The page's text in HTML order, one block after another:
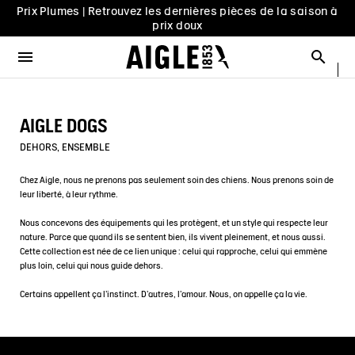
Prix Plumes | Retrouvez les dernières pièces de la saison à
prix doux
Livraison offerte en point relais dès 159€ d'achat & retour
offert sous 30 jours
Prix Plumes | Retrouvez les dernières pièces de la saison à
le menu
VOIR TOUT - NOUVEAUTÉS
RAINPACK WARM
SÉLECTIONS
CATÉGORIES
VOIR TOUT - HOMME
PARKAS & VESTES
PRÊT-À-PORTER
BOTTES
CHAUSSURES
VOIR TOUT - FEMME
PARKAS & VESTES
PRÊT-À-PORTER
BOTTES
CHAUSSURES
VOIR TOUT - ENFANT
BOTTES
VOIR TOUT - CHAUSSURES
LES ICONIQUES
HOMME
FEMME
PRIX PLUMES
VOIR TOUT - BOTTES
LES ICONIQUES
HOMME
FEMME
ENFANT
VOIR TOUT - ACCESSOIRES
SACS
ACCESSOIRES
CHIEN
PRIX PLUMES
VOIR TOUT - PRIX PLUMES
FEMME
PAR REMISE
PAR SÉLECTION
PAR TAILLE
AIGLE DOGS
DEHORS, ENSEMBLE
Chez Aigle, nous ne prenons pas seulement soin des chiens. Nous prenons soin de
leur liberté, à leur rythme.
Nous concevons des équipements qui les protègent, et un style qui respecte leur
nature. Parce que quand ils se sentent bien, ils vivent pleinement, et nous aussi.
Cette collection est née de ce lien unique : celui qui rapproche, celui qui emmène
plus loin, celui qui nous guide dehors.
Certains appellent ça l'instinct. D'autres, l'amour. Nous, on appelle ça la vie.